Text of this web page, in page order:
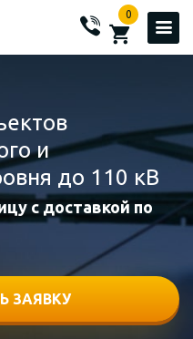
0
и
до 110 кВ
с доставкой по
ЗАЯВКУ